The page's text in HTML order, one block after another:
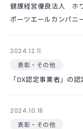
健康経営優良法人 ホ
ポーツエールカンパニ
2024.12.11
表彰・その他
「DX認定事業者」の
2024.10.18
表彰・その他